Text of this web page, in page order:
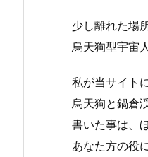
少し離れた場
烏天狗型宇宙
私が当サイト
烏天狗と鍋倉
書いた事は、
あなた方の役